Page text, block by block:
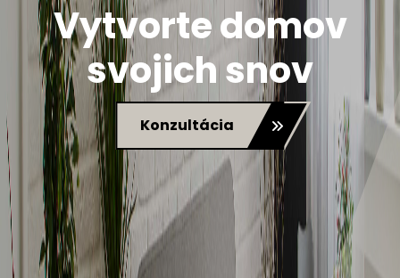
Vytvorte domov
svojich snov
Konzultácia